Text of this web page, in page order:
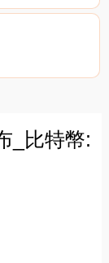
_比特幣: